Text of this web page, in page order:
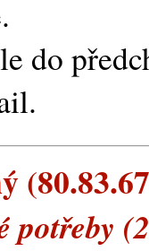
do
potřeby